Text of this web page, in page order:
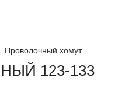
Проволочный хомут
123-133